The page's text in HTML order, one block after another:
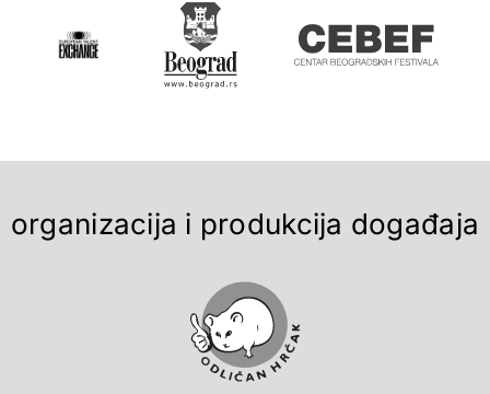
organizacija i produkcija događaja